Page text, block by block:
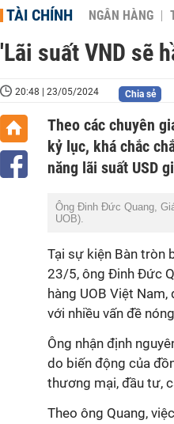
TÀI CHÍNH NGÂN HÀNG
'Lãi suất VND sẽ
20:48 | 23/05/2024 Chia sẻ
Theo các chuyên
kỷ lục, khá chắc
năng lãi suất USD
Ông Đinh Đức Quang,
UOB).
Tại sự kiện Bàn tròn
23/5, ông Đinh Đức
hàng UOB Việt
với nhiều vấn đề
Ông nhận định
do biến động của
thương mại, đầu tư,
Theo ông Quang,